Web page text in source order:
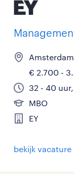
Amsterdam
€ 2.700 -
32 - 40
MBO
EY
bekijk vacature